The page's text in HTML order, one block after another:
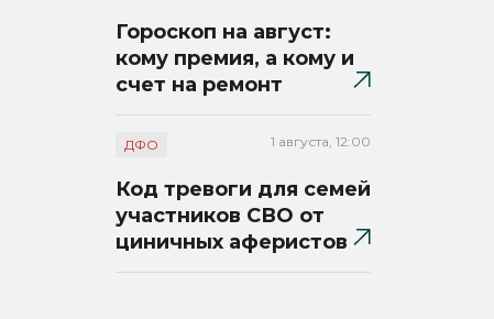
Гороскоп на август:
кому премия, а кому и
счет на ремонт
ДФО 1 августа, 12:00
Код тревоги для семей
участников СВО от
циничных аферистов